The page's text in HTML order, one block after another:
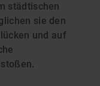
städtischen
sie den
und auf